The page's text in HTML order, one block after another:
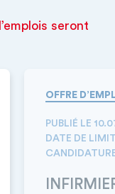
seront
OFFRE
PUBLIÉ LE
DATE DE